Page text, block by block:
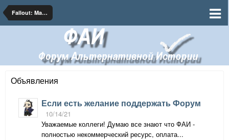
Fallout: Mad in Russia
Объявления
Если есть желание поддержать Форум
10/14/21
Уважаемые коллеги! Думаю все знают что ФАИ -
полностью некоммерческий ресурс, оплата...